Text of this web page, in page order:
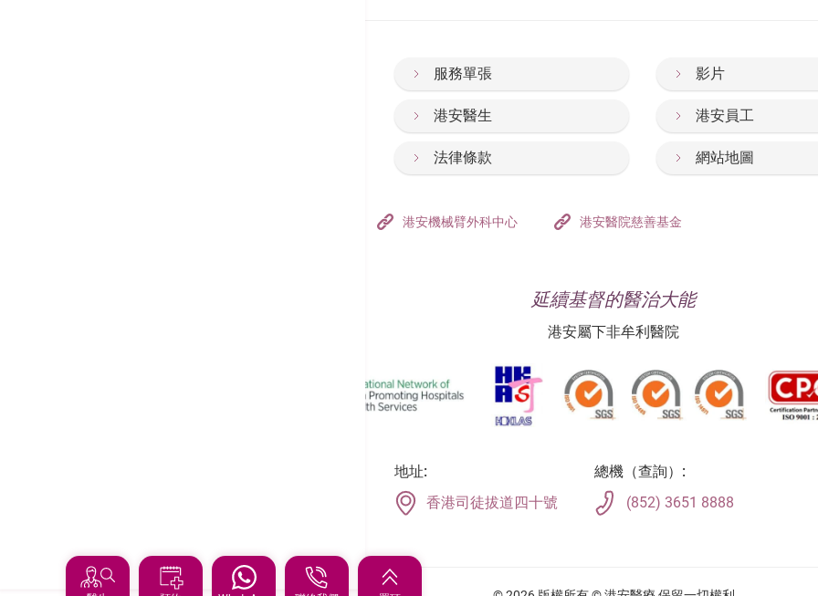
服務單張 影片
港安醫生 港安員工
法律條款 網站地圖
港安機械臂外科中心 港安醫院慈善基金
延續基督的醫治大能
港安屬下非牟利醫院
地址:
香港司徒拔道四十號
總機（查詢）:
(852) 3651 8888